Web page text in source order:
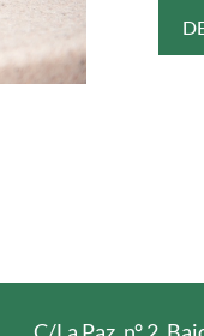
C/La Paz, n° 2,